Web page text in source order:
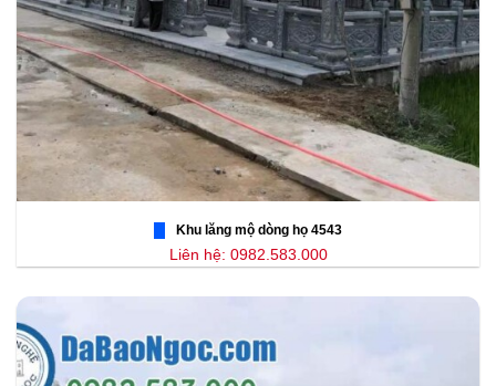
Khu lăng mộ dòng họ 4543
Liên hệ: 0982.583.000